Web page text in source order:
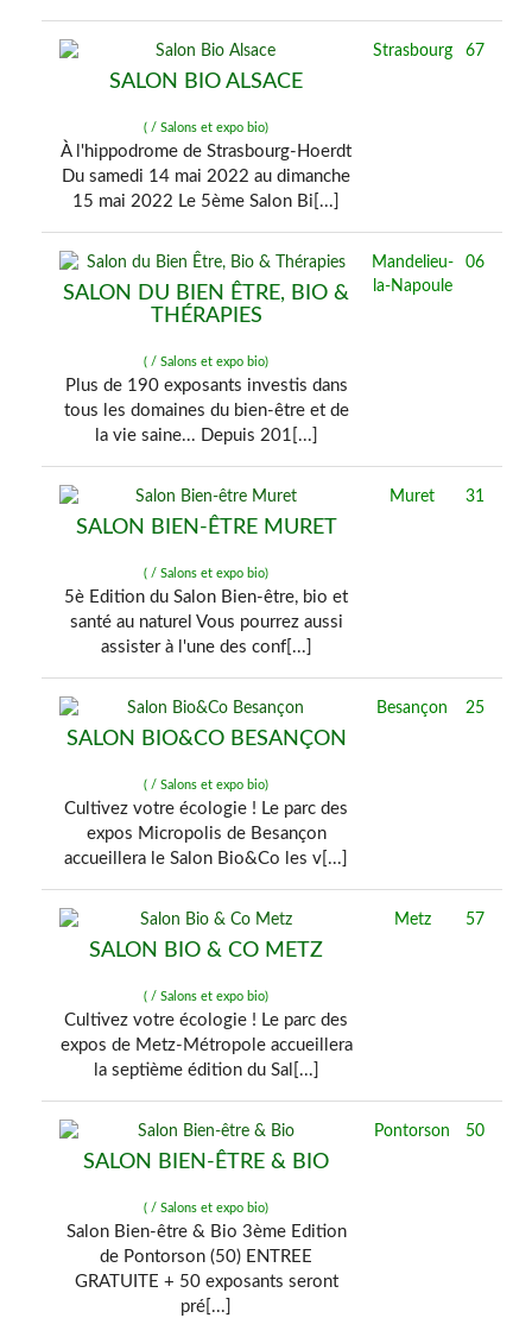
SALON BIO ALSACE
( / Salons et expo bio)
À l'hippodrome de Strasbourg-Hoerdt
Du samedi 14 mai 2022 au dimanche
15 mai 2022 Le 5ème Salon Bi[...]
Strasbourg 67
SALON DU BIEN ÊTRE, BIO &
THÉRAPIES
( / Salons et expo bio)
Plus de 190 exposants investis dans
tous les domaines du bien-être et de
la vie saine... Depuis 201[...]
Mandelieu-
la-Napoule
06
SALON BIEN-ÊTRE MURET
( / Salons et expo bio)
5è Edition du Salon Bien-être, bio et
santé au naturel Vous pourrez aussi
assister à l'une des conf[...]
Muret 31
SALON BIO&CO BESANÇON
( / Salons et expo bio)
Cultivez votre écologie ! Le parc des
expos Micropolis de Besançon
accueillera le Salon Bio&Co les v[...]
Besançon 25
SALON BIO & CO METZ
( / Salons et expo bio)
Cultivez votre écologie ! Le parc des
expos de Metz-Métropole accueillera
la septième édition du Sal[...]
Metz 57
SALON BIEN-ÊTRE & BIO
( / Salons et expo bio)
Salon Bien-être & Bio 3ème Edition
de Pontorson (50) ENTREE
GRATUITE + 50 exposants seront
pré[...]
Pontorson 50